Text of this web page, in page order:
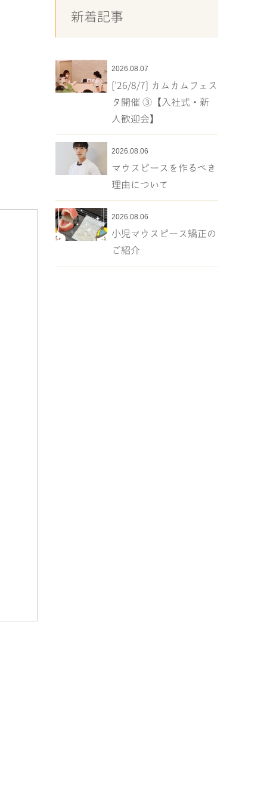
新着記事
2026.08.07
[’26/8/7] カムカムフェス
タ開催 ③【入社式・新
人歓迎会】
2026.08.06
マウスピースを作るべき
理由について
2026.08.06
小児マウスピース矯正の
ご紹介